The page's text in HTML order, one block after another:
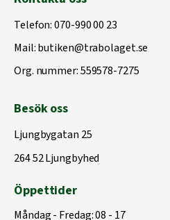
Telefon:070-990 00 23
Mail:butiken@trabolaget.se
Org. nummer: 559578-7275
Besök oss
Ljungbygatan 25
264 52 Ljungbyhed
Öppettider
Måndag - Fredag: 08 - 17